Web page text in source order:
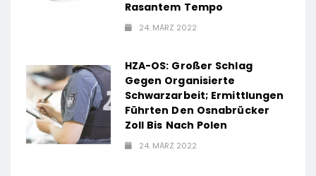
Rasantem Tempo
24. MÄRZ 2022
HZA-OS: Großer Schlag
Gegen Organisierte
Schwarzarbeit; Ermittlungen
Führten Den Osnabrücker
Zoll Bis Nach Polen
24. MÄRZ 2022